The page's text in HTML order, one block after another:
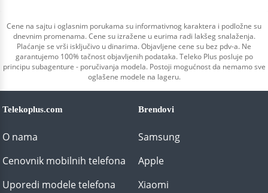
Cene na sajtu i oglasnim porukama su informativnog karaktera i podložne su
dnevnim promenama. Cene su izražene u eurima radi lakšeg snalaženja.
Plaćanje se vrši isključivo u dinarima. Objavljene cene su bez pdv-a. Ne
garantujemo 100% tačnost objavljenih podataka. Teleko Plus posluje po
principu subagenture - poručivanja modela. Postoji mogućnost da nemamo sve
oglašene modele na lageru.
Telekoplus.com
O nama
Cenovnik mobilnih telefona
Uporedi modele telefona
Brendovi
Samsung
Apple
Xiaomi